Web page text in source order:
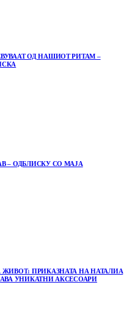
ОД НАШИОТ РИТАМ –
– ОДБЛИСКУ СО МАЈА
ПРИКАЗНАТА НА НАТАЛИА
УНИКАТНИ АКСЕСОАРИ